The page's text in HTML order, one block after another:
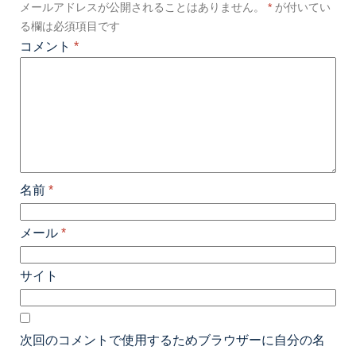
メールアドレスが公開されることはありません。 * が付いてい
る欄は必須項目です
コメント *
名前 *
メール *
サイト
次回のコメントで使用するためブラウザーに自分の名